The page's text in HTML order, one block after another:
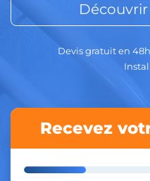
Devis gratuit en 48h
Recevez